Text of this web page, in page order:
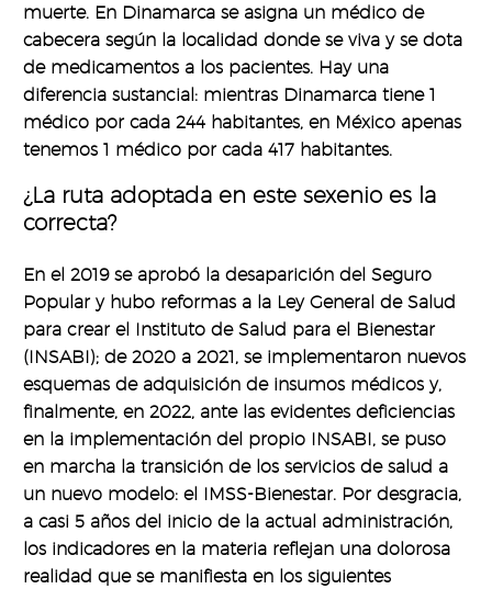
muerte. En Dinamarca se asigna un médico de
cabecera según la localidad donde se viva y se dota
de medicamentos a los pacientes. Hay una
diferencia sustancial: mientras Dinamarca tiene 1
médico por cada 244 habitantes, en México apenas
tenemos 1 médico por cada 417 habitantes.
¿La ruta adoptada en este sexenio es la
correcta?
En el 2019 se aprobó la desaparición del Seguro
Popular y hubo reformas a la Ley General de Salud
para crear el Instituto de Salud para el Bienestar
(INSABI); de 2020 a 2021, se implementaron nuevos
esquemas de adquisición de insumos médicos y,
finalmente, en 2022, ante las evidentes deficiencias
en la implementación del propio INSABI, se puso
en marcha la transición de los servicios de salud a
un nuevo modelo: el IMSS-Bienestar. Por desgracia,
a casi 5 años del inicio de la actual administración,
los indicadores en la materia reflejan una dolorosa
realidad que se manifiesta en los siguientes